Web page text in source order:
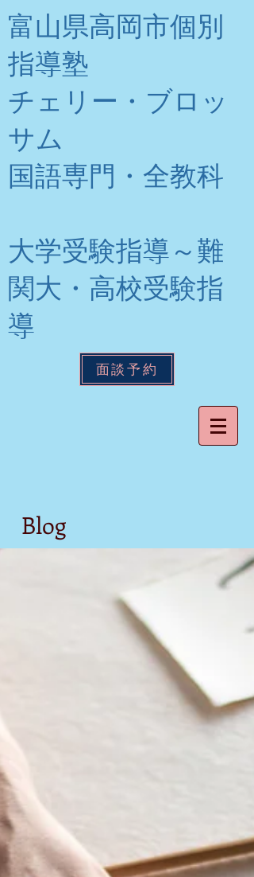
富山県高岡市個別
指導塾
チェリー・ブロッ
サム
​国語専門・全教科
大学受験指導～難
関大・高校受験指
導
面談予約
Blog